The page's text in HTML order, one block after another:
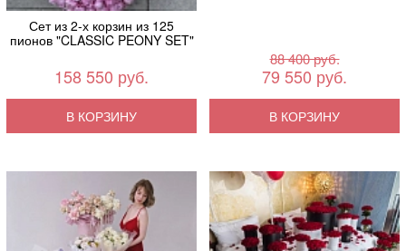
Сет из 2-х корзин из 125
пионов "CLASSIC PEONY SET"
158 550 руб.
В КОРЗИНУ
88 400 руб.
79 550 руб.
В КОРЗИНУ